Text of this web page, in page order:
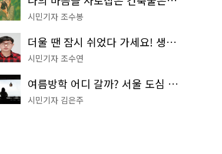
시민기자 조수봉
더울 땐 잠시 쉬었다 가세요! 생수 냉장고부터 해피소·무더위쉼터까지
시민기자 조수연
여름방학 어디 갈까? 서울 도심 무료 실내 여행 코스 추천
시민기자 김은주